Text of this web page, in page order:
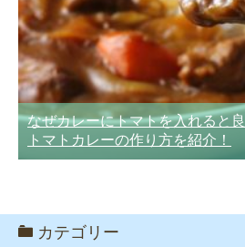
なぜカレーにトマトを入れると
トマトカレーの作り方を紹介！
カテゴリー